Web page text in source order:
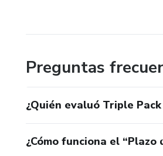
Preguntas
¿Quién evaluó Triple
¿Cómo funciona el “Plazo